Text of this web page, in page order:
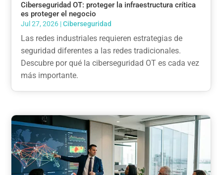
Ciberseguridad OT: proteger la infraestructura crítica
es proteger el negocio
Jul 27, 2026 |Ciberseguridad
Las redes industriales requieren estrategias de
seguridad diferentes a las redes tradicionales.
Descubre por qué la ciberseguridad OT es cada vez
más importante.